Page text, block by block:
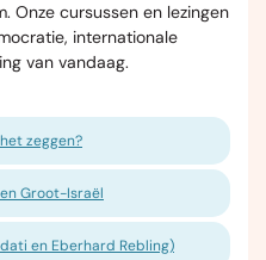
Onze cursussen en lezingen
internationale
van vandaag.
zeggen?
Groot-Israël
en Eberhard Rebling)